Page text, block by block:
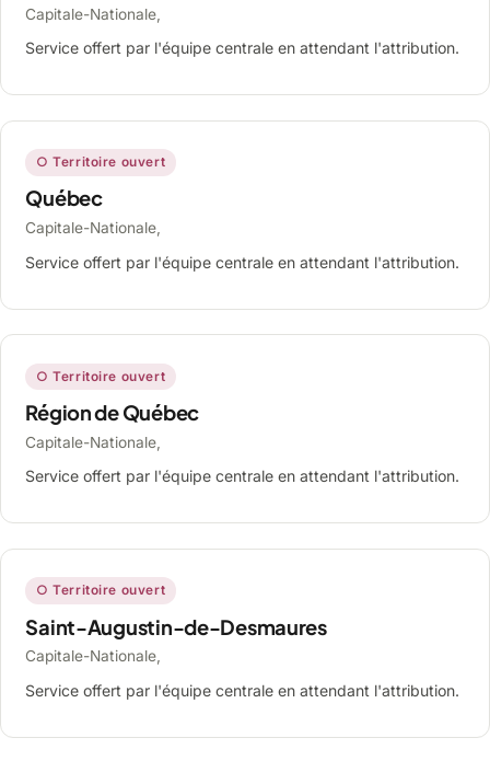
Capitale-Nationale,
Service offert par l'équipe centrale en attendant l'attribution.
○ Territoire ouvert
Québec
Capitale-Nationale,
Service offert par l'équipe centrale en attendant l'attribution.
○ Territoire ouvert
Région de Québec
Capitale-Nationale,
Service offert par l'équipe centrale en attendant l'attribution.
○ Territoire ouvert
Saint-Augustin-de-Desmaures
Capitale-Nationale,
Service offert par l'équipe centrale en attendant l'attribution.